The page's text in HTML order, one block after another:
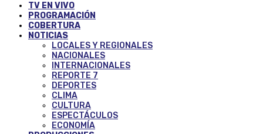
TV EN VIVO
PROGRAMACIÓN
COBERTURA
NOTICIAS
LOCALES Y REGIONALES
NACIONALES
INTERNACIONALES
REPORTE 7
DEPORTES
CLIMA
CULTURA
ESPECTÁCULOS
ECONOMÍA